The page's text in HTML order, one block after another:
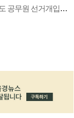
부산 공무원 중립의무 위반 속출…사상구도 공무원 선거개입 정황